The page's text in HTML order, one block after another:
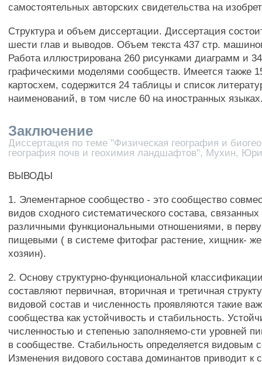
самостоятельных авторских свидетельства на
Структура и объем диссертации. Диссертация
шести глав и выводов. Объем текста 437 стр.
Работа иллюстрирована 260 рисунками диаграмм и
графическими моделями сообществ. Имеется также
картосхем, содержится 24 таблицы и список
наименований, в том числе 60 на иностранных
Заключение
Диссертация по теме "Физическая география и
география почв и геохимия ландшафтов", Мухин,
ВЫВОДЫ
1. Элементарное сообщество - это сообщество
видов сходного систематического состава,
различными функциональными отношениями, в
пищевыми ( в системе фитофаг растение, хищник-
хозяин).
2. Основу структурно-функциональной
составляют первичная, вторичная и третичная
видовой состав и численность проявляются такие
сообщества как устойчивость и стабильность.
численностью и степенью заполняемо-сти уровней
в сообществе. Стабильность определяется видовым
Изменения видового состава доминантов приводит к